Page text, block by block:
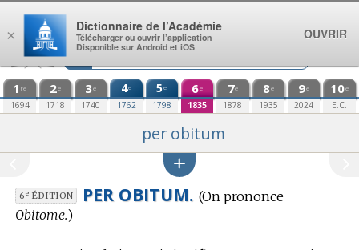
Aller au contenu
1 re
1694
2e
1718
3e
1740
4e
1762
5e
1798
6e
1835
7e
1878
8e
1935
9e
2024
10e
E.C.
per obitum
6eÉDITION PER OBITUM. (On prononce
Obitome.)
×
Dictionnaire de l’Académie
Télécharger ou ouvrir l’application
Disponible sur Android et iOS
OUVRIR